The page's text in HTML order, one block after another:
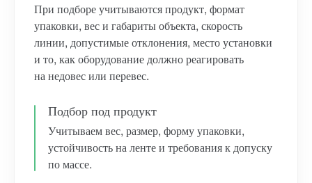
При подборе учитываются продукт, формат
упаковки, вес и габариты объекта, скорость
линии, допустимые отклонения, место установки
и то, как оборудование должно реагировать
на недовес или перевес.
Подбор под продукт
Учитываем вес, размер, форму упаковки,
устойчивость на ленте и требования к допуску
по массе.